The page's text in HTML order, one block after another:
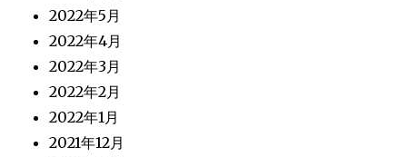
2022年5月
2022年4月
2022年3月
2022年2月
2022年1月
2021年12月